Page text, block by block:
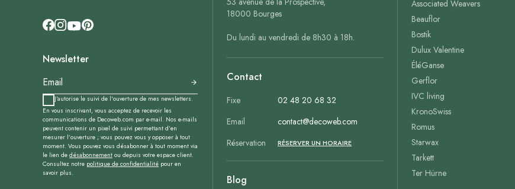
Newsletter
J'autorise le suivi de l'ouverture de mes newsletters.
En vous inscrivant, vous acceptez de recevoir les
communications de Decoweb.com par e-mail. Nos e-mails
peuvent contenir un pixel de suivi permettant d’en
mesurer l’ouverture ; vous pouvez vous y opposer à tout
moment. Vous pouvez vous désabonner à tout moment via
le lien de désabonnement ou depuis votre espace client.
Consultez notre politique de confidentialité pour en
savoir plus.
18000 Bourges
Du lundi au vendredi de 8h30 à 18h.
Contact
Fixe
02 48 20 68 32
Email
contact@decoweb.com
Réservation
RÉSERVER UN HORAIRE
Blog
Associated Weavers
Beauflor
Bostik
Dulux Valentine
ÉléGanse
Gerflor
IVC living
KronoSwiss
Romus
Starwax
Tarkett
Ter Hürne